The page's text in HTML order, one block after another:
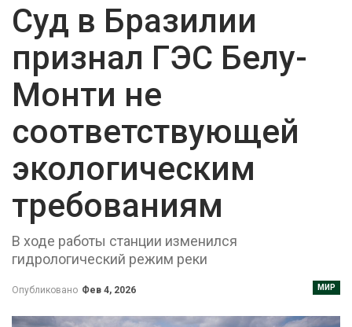
Суд в Бразилии
признал ГЭС Белу-
Монти не
соответствующей
экологическим
требованиям
В ходе работы станции изменился
гидрологический режим реки
МИР
Опубликовано Фев 4, 2026